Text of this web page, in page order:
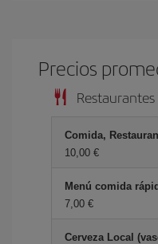
Precios
Restaurantes
Comida,
10,00 €
Menú comida
7,00 €
Cerveza Local